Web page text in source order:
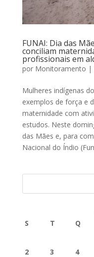
FUNAI: Dia das
conciliam
profissionais em
por Monitoramento |
Mulheres indígenas
exemplos de força e
maternidade com
estudos. Neste
das Mães e, para
Nacional do Índio
S T Q
2
3 4